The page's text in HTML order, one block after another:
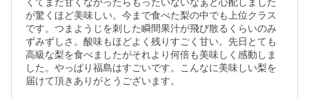
が驚くほど美味しい。今まで食べた梨の中でも上位クラス
です。つまようじを刺した瞬間果汁が飛び散るくらいのみ
ずみずしさ。酸味もほどよく残りすごく甘い。先日とても
高級な梨を食べましたがそれより何倍も美味しく感動しま
した。やっぱり福島はすごいです。こんなに美味しい梨を
届けて頂きありがとうございます。